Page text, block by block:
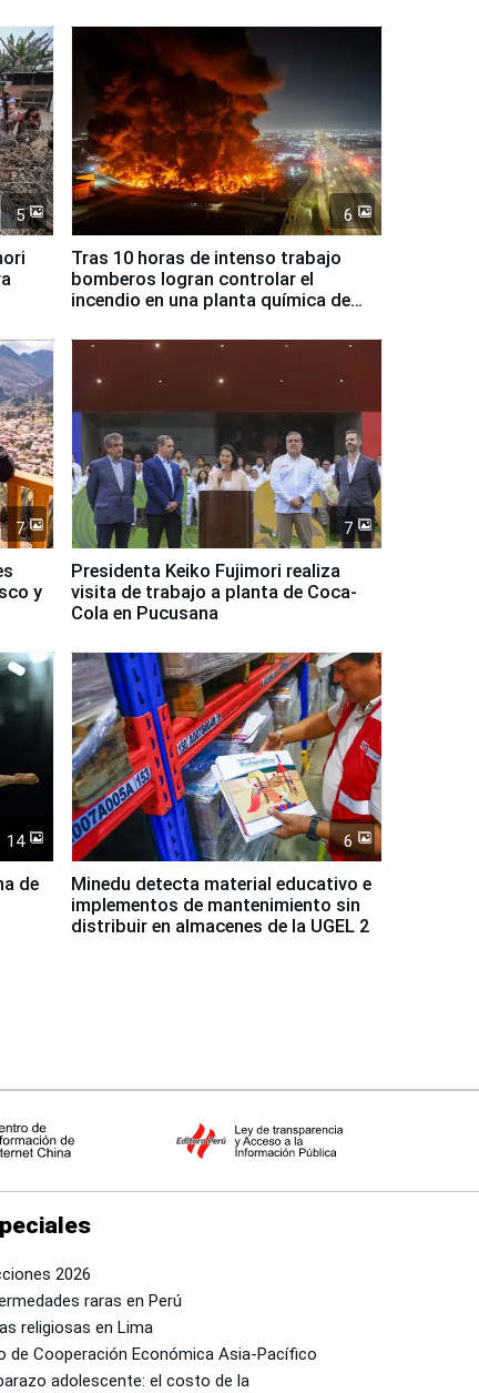
5 6
Tras 10 horas de intenso trabajo
bomberos logran controlar el
incendio en una planta química de
7
y
7
Presidenta Keiko Fujimori realiza
visita de trabajo a planta de Coca-
Cola en Pucusana
14
de
6
Minedu detecta material educativo e
implementos de mantenimiento sin
distribuir en almacenes de la UGEL 2
2026
raras en Perú
religiosas en Lima
de Cooperación Económica Asia-Pacífico
adolescente: el costo de la